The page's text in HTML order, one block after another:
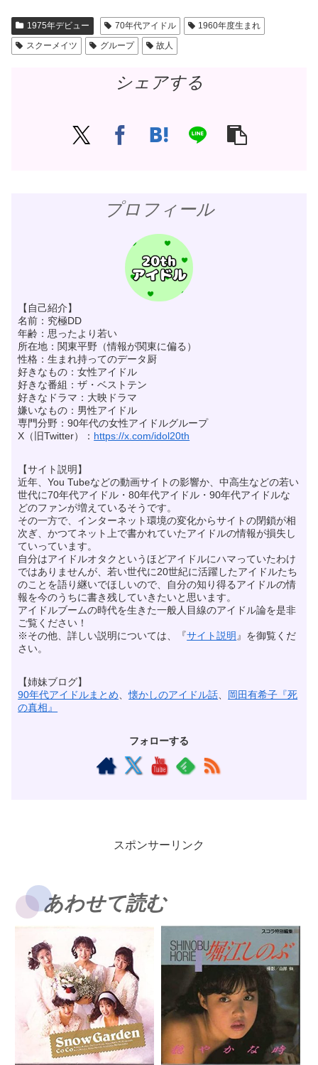
1975年デビュー 70年代アイドル
1960年度生まれ
スクーメイツ
グループ 故人
シェアする
プロフィール
【自己紹介】
名前：究極DD
年齢：思ったより若い
所在地：関東平野（情報が関東に偏る）
性格：生まれ持ってのデータ厨
好きなもの：女性アイドル
好きな番組：ザ・ベストテン
好きなドラマ：大映ドラマ
嫌いなもの：男性アイドル
専門分野：90年代の女性アイドルグループ
X（旧Twitter）： https://x.com/idol20th
【サイト説明】
近年、You Tubeなどの動画サイトの影響か、中高生などの若い
世代に70年代アイドル・80年代アイドル・90年代アイドルな
どのファンが増えているそうです。
その一方で、インターネット環境の変化からサイトの閉鎖が相
次ぎ、かつてネット上で書かれていたアイドルの情報が損失し
ていっています。
自分はアイドルオタクというほどアイドルにハマっていたわけ
ではありませんが、若い世代に20世紀に活躍したアイドルたち
のことを語り継いでほしいので、自分の知り得るアイドルの情
報を今のうちに書き残していきたいと思います。
アイドルブームの時代を生きた一般人目線のアイドル論を是非
ご覧ください！
※その他、詳しい説明については、『サイト説明 』を御覧くだ
さい。
【姉妹ブログ】
90年代アイドルまとめ 、懐かしのアイドル話
岡田有希子『死
の真相』
フォローする
スポンサーリンク
あわせて読む